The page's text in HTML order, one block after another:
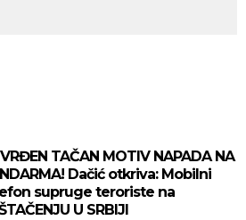
TAČAN MOTIV NAPADA NA
Dačić otkriva: Mobilni
supruge teroriste na
U SRBIJI